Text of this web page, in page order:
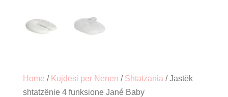
Home / Kujdesi per Nenen / Shtatzania / Jastëk
shtatzënie 4 funksione Jané Baby